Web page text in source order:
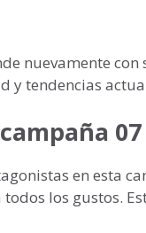
nuevamente
y tendencias
07
en esta
los gustos.